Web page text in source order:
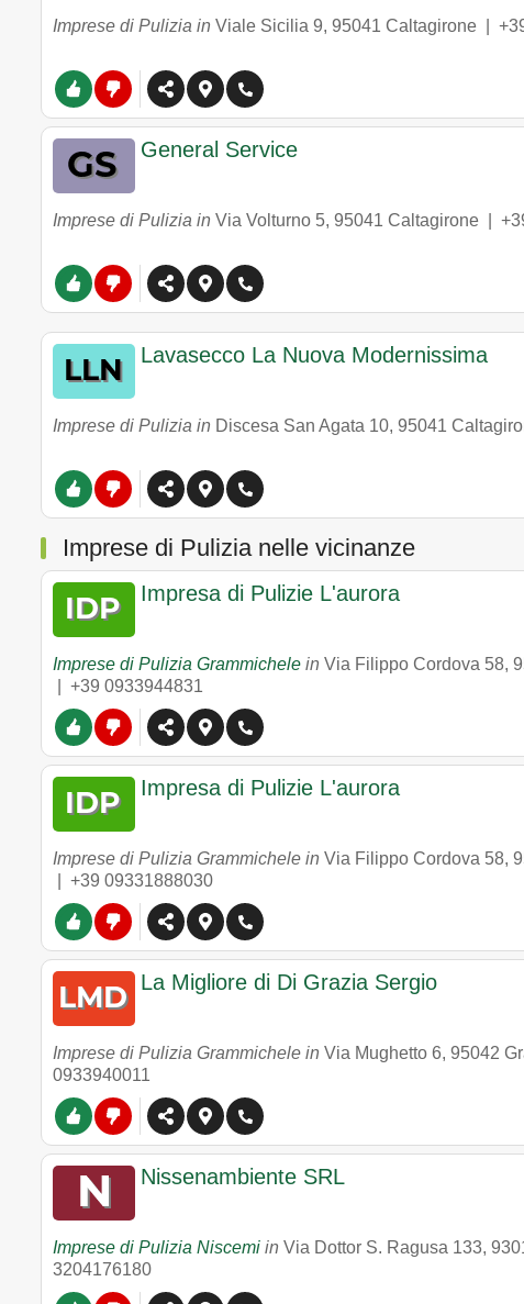
Imprese di Pulizia in Viale Sicilia 9, 95041 Caltagirone
General Service
Imprese di Pulizia in Via Volturno 5, 95041 Caltagirone
Lavasecco La Nuova Modernissima
Imprese di Pulizia in Discesa San Agata 10, 95041
Imprese di Pulizia nelle vicinanze
Impresa di Pulizie L'aurora
Imprese di Pulizia Grammichele in Via Filippo Cordova 58,
+39 0933944831
Impresa di Pulizie L'aurora
Imprese di Pulizia Grammichele in Via Filippo Cordova 58,
+39 09331888030
La Migliore di Di Grazia Sergio
Imprese di Pulizia Grammichele in Via Mughetto 6, 95042
0933940011
Nissenambiente SRL
Imprese di Pulizia Niscemi in Via Dottor S. Ragusa 133,
3204176180